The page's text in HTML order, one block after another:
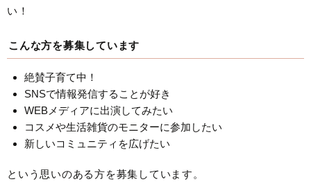
い！
こんな方を募集しています
絶賛子育て中！
SNSで情報発信することが好き
WEBメディアに出演してみたい
コスメや生活雑貨のモニターに参加したい
新しいコミュニティを広げたい
という思いのある方を募集しています。